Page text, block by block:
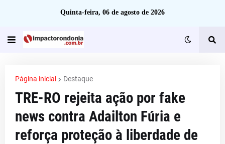
Quinta-feira, 06 de agosto de 2026
Página inicial Destaque
TRE-RO rejeita ação por fake
news contra Adailton Fúria e
reforça proteção à liberdade de